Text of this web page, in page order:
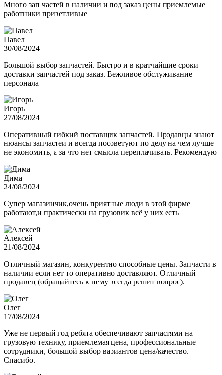
Много зап частей в наличии и под заказ цены приемлемые
работники приветливые
Павел
30/08/2024
Большой выбор запчастей. Быстро и в кратчайшие сроки
доставки запчастей под заказ. Вежливое обслуживание
персонала
Игорь
27/08/2024
Оперативный гибкий поставщик запчастей. Продавцы знают
нюансы запчастей и всегда посоветуют по делу на чём лучше
не экономить, а за что нет смысла переплачивать. Рекомендую
Дима
24/08/2024
Супер магазинчик,очень приятные люди в этой фирме
работают,и практически на грузовик всё у них есть
Алексей
21/08/2024
Отличный магазин, конкурентно способные цены. Запчасти в
наличии если нет то оперативно доставляют. Отличный
продавец (обращайтесь к нему всегда решит вопрос).
Олег
17/08/2024
Уже не первый год ребята обеспечивают запчастями на
грузовую технику, приемлемая цена, профессиональные
сотрудники, большой выбор вариантов цена/качество.
Спасибо.